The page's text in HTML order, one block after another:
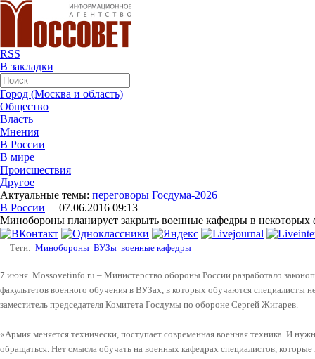
RSS
В закладки
Город (Москва и область)
Общество
Власть
Мнения
В России
В мире
Происшествия
Другое
Актуальные темы: переговоры Госдума-2026
В России 07.06.2016 09:13
Минобороны планирует закрыть военные кафедры в некоторых
Теги: Минобороны ВУЗы военные кафедры
7 июня. Mossovetinfo.ru – Министерство обороны России разработало
факультетов военного обучения в ВУЗах, в которых обучаются специалисты
заместитель председателя Комитета Госдумы по обороне Сергей Жигарев.
«Армия меняется технически, поступает современная военная техника. И
обращаться. Нет смысла обучать на военных кафедрах специалистов,